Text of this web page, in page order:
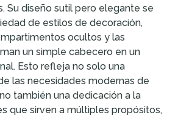
Su diseño sutil pero elegante se
de estilos de decoración,
ocultos y las
un simple cabecero en un
Esto refleja no solo una
las necesidades modernas de
también una dedicación a la
que sirven a múltiples propósitos,